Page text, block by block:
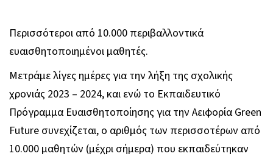
Περισσότεροι από 10.000 περιβαλλοντικά
ευαισθητοποιημένοι μαθητές.
Μετράμε λίγες ημέρες για την λήξη της σχολικής
χρονιάς 2023 – 2024, και ενώ το Εκπαιδευτικό
Πρόγραμμα Ευαισθητοποίησης για την Αειφορία Green
Future συνεχίζεται, ο αριθμός των περισσοτέρων από
10.000 μαθητών (μέχρι σήμερα) που εκπαιδεύτηκαν